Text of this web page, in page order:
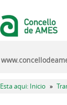
Vostede está
Esta aqui: Inicio »